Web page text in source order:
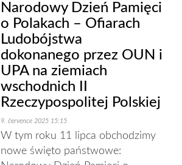
Narodowy Dzień Pamięci
o Polakach – Ofiarach
Ludobójstwa
dokonanego przez OUN i
UPA na ziemiach
wschodnich II
Rzeczypospolitej Polskiej
9. července 2025 15:15
W tym roku 11 lipca obchodzimy
nowe święto państwowe: